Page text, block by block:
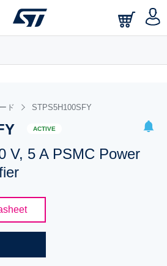
saved searches.
ド STPS5H100SFY
ACTIVE
V, 5 A PSMC Power